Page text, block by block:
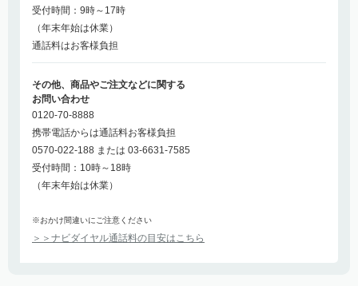
受付時間：9時～17時
（年末年始は休業）
通話料はお客様負担
その他、商品やご注文などに関する
お問い合わせ
0120-70-8888
携帯電話からは通話料お客様負担
0570-022-188 または 03-6631-7585
受付時間：10時～18時
（年末年始は休業）
※おかけ間違いにご注意ください
＞＞ナビダイヤル通話料の目安はこちら